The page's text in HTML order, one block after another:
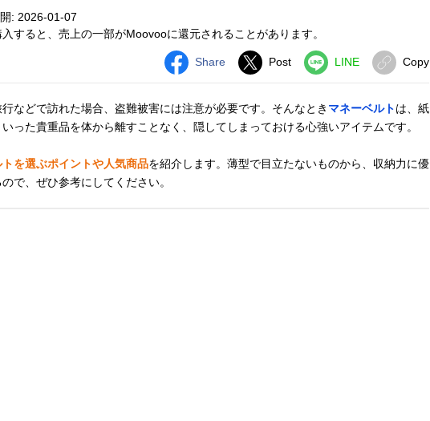
: 2026-01-07
すると、売上の一部がMoovooに還元されることがあります。
Share Post LINE Copy
などで訪れた場合、盗難被害には注意が必要です。そんなとき マネーベルトは、紙
った貴重品を体から離すことなく、隠してしまっておける心強いアイテムです。
を選ぶポイントや人気商品を紹介します。薄型で目立たないものから、収納力に優
で、ぜひ参考にしてください。